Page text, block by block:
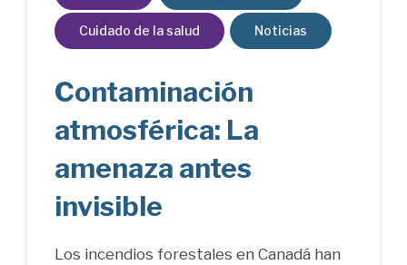
Cuidado de la salud Noticias
Contaminación
atmosférica: La
amenaza antes
invisible
Los incendios forestales en Canadá han